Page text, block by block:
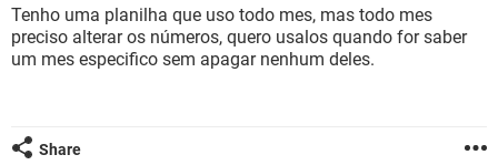
INSTAGRAM GMAIL
GUIA DE COMPRAS
OUTLOOK EXCEL
Tenho uma planilha que uso todo mes, mas todo mes
preciso alterar os números, quero usalos quando for saber
um mes especifico sem apagar nenhum deles.
Share